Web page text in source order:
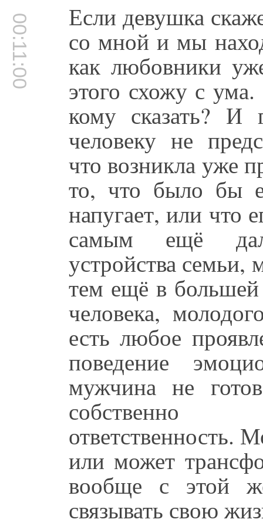
00:11:00 Если девушка
со мной и мы
как любовники
этого схожу с
кому сказать? И
человеку не
что возникла уже
то, что было бы
напугает, или что
самым ещё
устройства семьи,
тем ещё в
человека,
есть любое
поведение
мужчина не
собственно
ответственность.
или может
вообще с этой
связывать свою